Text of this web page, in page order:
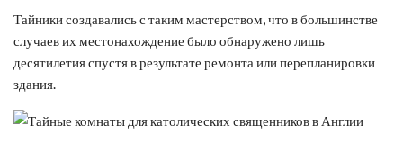
Тайники создавались с таким мастерством, что в большинстве
случаев их местонахождение было обнаружено лишь
десятилетия спустя в результате ремонта или перепланировки
здания.